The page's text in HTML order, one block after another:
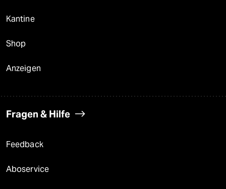
Kantine
Shop
Anzeigen
Fragen & Hilfe
Feedback
Aboservice